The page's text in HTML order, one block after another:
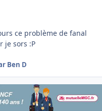
ce problème de fanal
je sors :P
Ben D